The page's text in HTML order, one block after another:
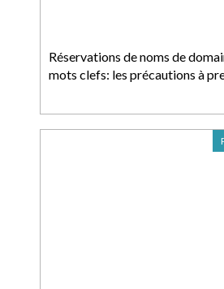
Réservations de noms de
mots clefs: les précautions à